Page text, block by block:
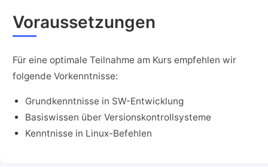
Voraussetzungen
Für eine optimale Teilnahme am Kurs empfehlen wir
folgende Vorkenntnisse:
Grundkenntnisse in SW-Entwicklung
Basiswissen über Versionskontrollsysteme
Kenntnisse in Linux-Befehlen